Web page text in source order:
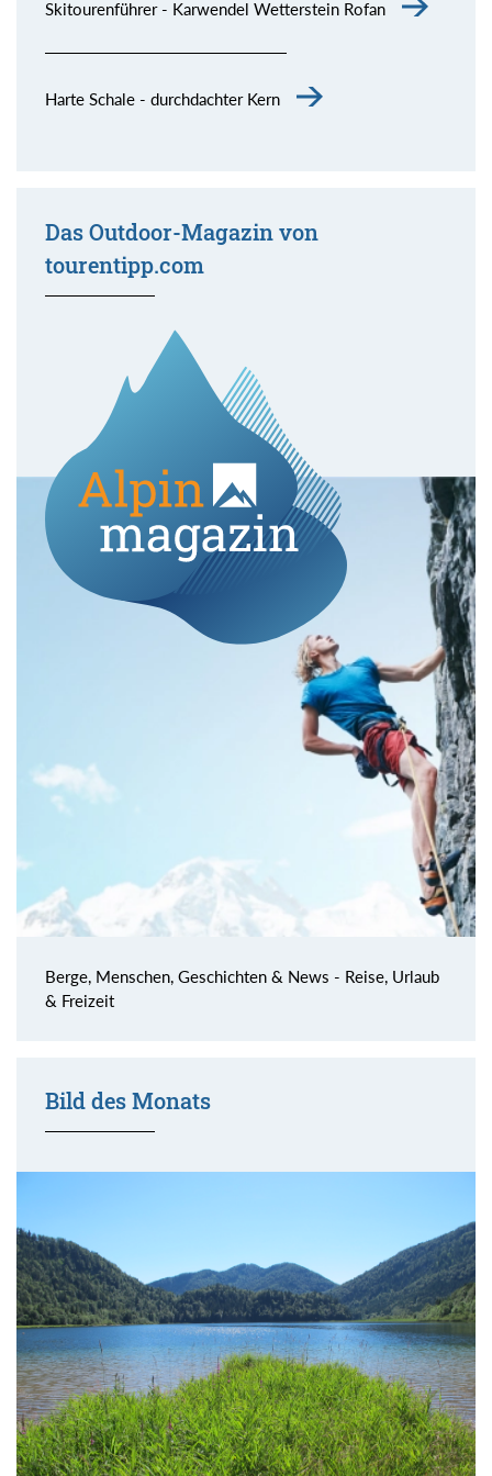
Skitourenführer - Karwendel Wetterstein Rofan
Harte Schale - durchdachter Kern
Das Outdoor-Magazin von
tourentipp.com
Berge, Menschen, Geschichten & News - Reise, Urlaub
& Freizeit
Bild des Monats